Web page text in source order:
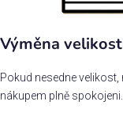
Výměna
Pokud nesedne
nákupem plně spokojeni.